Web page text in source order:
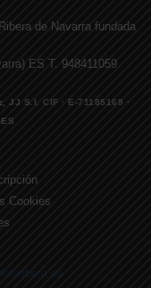
de Navarra fundada
ES T. 948411059
S.I. CIF · E-71185169 ·
Cookies